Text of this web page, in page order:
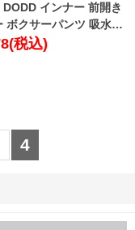
インナー 前開き
ボクサーパンツ 吸水速
ステッチ ボクサーブリ
税込)
4